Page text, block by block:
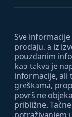
Sve
prodaju, a iz
pouzdanim
kao takva je
informacije, ali
greškama,
površine
približne.
potraživanjem